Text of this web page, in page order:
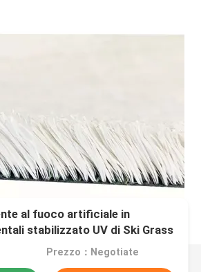
al fuoco artificiale in
stabilizzato UV di Ski Grass
Prezzo：Negotiate